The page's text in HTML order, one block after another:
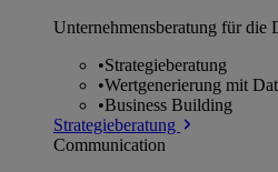
Unternehmens­beratung für die
•Strategieberatung
•Wertgenerierung mit
•Business Building
Strategieberatung
Communication